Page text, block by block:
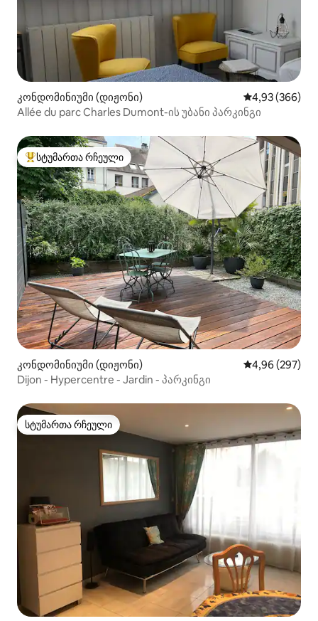
კონდომინიუმი (დიჟონი) საშუალო
4,93 (366)
Allée du parc Charles Dumont-ის უბანი პარკინგი
სტუმართა რჩეული მოწინავე ვარიანტი
სტუმართა რჩეული
კონდომინიუმი (დიჟონი) საშუალო
4,96 (297)
Dijon - Hypercentre - Jardin - პარკინგი
სტუმართა რჩეული
სტუმართა რჩეული